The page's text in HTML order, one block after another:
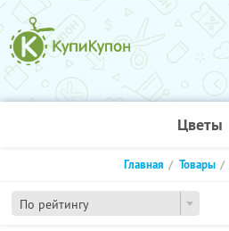
Цветы
По рейтингу
Главная Товары